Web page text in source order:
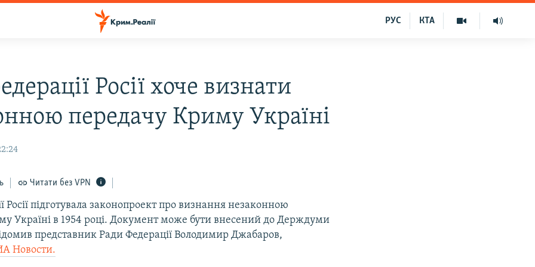
КТА
РУС
Росії хоче визнати
передачу Криму Україні
Читати без VPN
Росії підготувала законопроект про визнання незаконною
Україні в 1954 році. Документ може бути внесений до Держдуми
представник Ради Федерації Володимир Джабаров,
Новости.